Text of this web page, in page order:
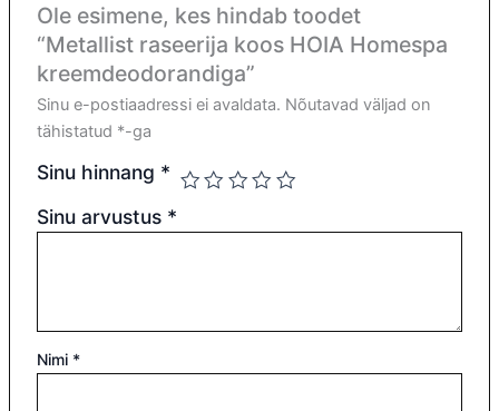
Ole esimene, kes hindab toodet
“Metallist raseerija koos HOIA Homespa
kreemdeodorandiga”
Sinu e-postiaadressi ei avaldata. Nõutavad väljad on
tähistatud *-ga
Sinu hinnang *
Sinu arvustus *
Nimi *